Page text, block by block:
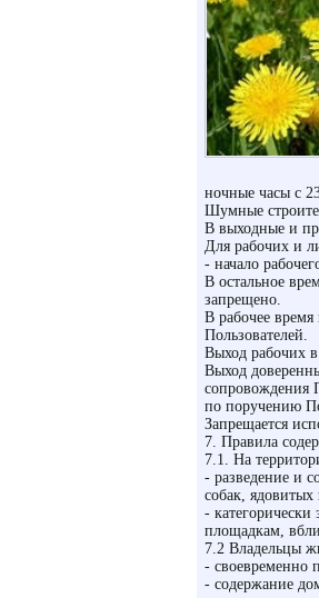
ночные часы с
Шумные
В выходные и
Для рабочих и
- начало
В остальное
запрещено.
В рабочее
Пользователей.
Выход рабочих
Выход
сопровождения
по поручению
Запрещается
7. Правила
7.1. На
- разведение и
собак,
-
площадкам,
7.2 Владельцы
- своевременно
- содержание